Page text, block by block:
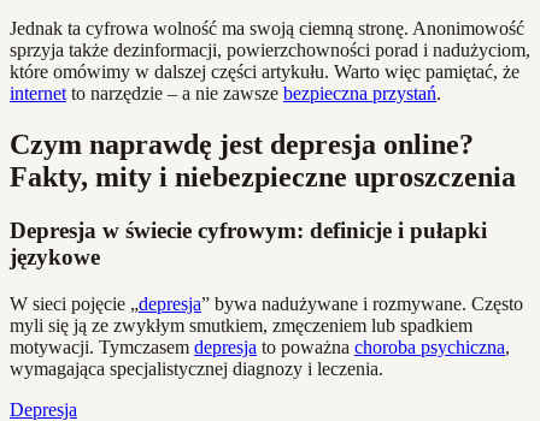
Jednak ta cyfrowa wolność ma swoją ciemną stronę. Anonimowość
sprzyja także dezinformacji, powierzchowności porad i nadużyciom,
które omówimy w dalszej części artykułu. Warto więc pamiętać, że
internet to narzędzie – a nie zawsze bezpieczna przystań.
Czym naprawdę jest depresja online?
Fakty, mity i niebezpieczne uproszczenia
Depresja w świecie cyfrowym: definicje i pułapki
językowe
W sieci pojęcie „depresja” bywa nadużywane i rozmywane. Często
myli się ją ze zwykłym smutkiem, zmęczeniem lub spadkiem
motywacji. Tymczasem depresja to poważna choroba psychiczna,
wymagająca specjalistycznej diagnozy i leczenia.
Depresja